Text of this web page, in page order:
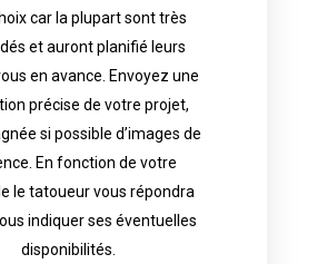
car la plupart sont très
et auront planifié leurs
en avance. Envoyez une
précise de votre projet,
si possible d’images de
En fonction de votre
le tatoueur vous répondra
indiquer ses éventuelles
disponibilités.
directly the artist of your
because most are in great
in advance. Send an
description of your project, if
attached with reference
your request, the
will answer to tell you his